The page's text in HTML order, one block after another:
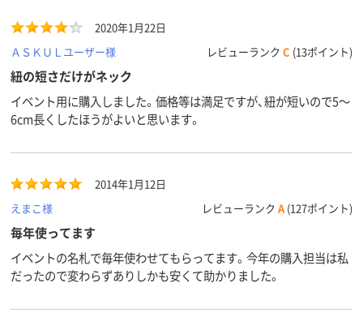
2020年1月22日
ＡＳＫＵＬユーザー様
レビューランク C (13ポイント)
紐の短さだけがネック
イベント用に購入しました。価格等は満足ですが、紐が短いので5～
6cm長くしたほうがよいと思います。
2014年1月12日
えまこ様
レビューランク A (127ポイント)
毎年使ってます
イベントの名札で毎年使わせてもらってます。今年の購入担当は私
だったので変わらずありしかも安くて助かりました。